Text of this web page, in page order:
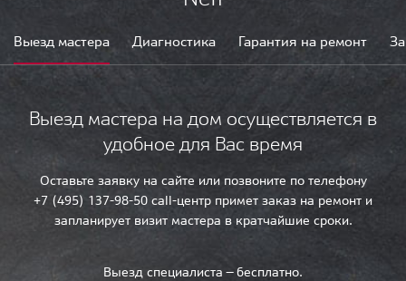
Выезд мастера Диагностика Гарантия на ремонт
Выезд мастера на дом осуществляется в
удобное для Вас время
Оставьте заявку на сайте или позвоните по телефону
+7 (495) 137-98-50 call-центр примет заказ на ремонт и
запланирует визит мастера в кратчайшие сроки.
Выезд специалиста — бесплатно.